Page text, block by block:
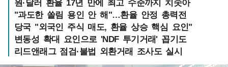
원·달러 환율 17년 만에 최고 수준까지 치솟아
"과도한 쏠림 용인 안 해"…환율 안정 총력전
당국 "외국인 주식 매도, 환율 상승 핵심 요인"
변동성 확대 요인으로 'NDF 투기거래' 꼽기도
리드앤래그 점검·불법 외환거래 조사도 실시